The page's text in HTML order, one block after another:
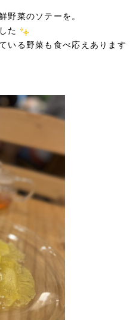
野菜のソテーを。
た
いる野菜も食べ応えあります